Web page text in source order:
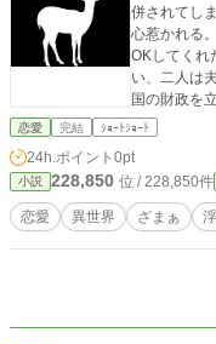
併されてし
心惹かれる
OKしてくれ
い、二人は
国の財政を
国へとなり
働き者の妻
た白鹿で、
は、国は以
かされる。
恋愛 完結 ｼｮｰﾄｼｮｰﾄ
24h.ポイント 0pt
小説 228,850 位 / 228,850件
恋愛 異世界 ざまぁ